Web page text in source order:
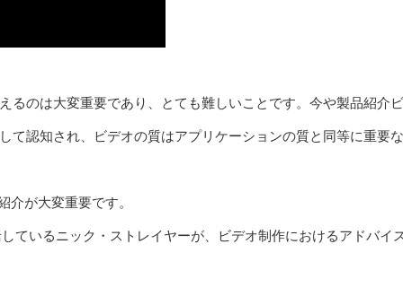
るのは大変重要であり、とても­難しいことです。今や製品紹介
て認知され、ビデオの質はアプリケーションの質と同等に重要
介が大変重要です。
ているニック・ストレイヤーが、ビデオ制作にお­けるアドバイ